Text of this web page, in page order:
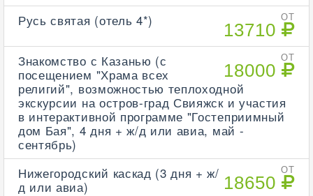
ОТ
13710
Русь святая (отель 4*)
ОТ
18000
Знакомство с Казанью (с
посещением "Храма всех
религий", возможностью теплоходной
экскурсии на остров-град Свияжск и участия
в интерактивной программе "Гостеприимный
дом Бая", 4 дня + ж/д или авиа, май -
сентябрь)
ОТ
18650
Нижегородский каскад (3 дня + ж/
д или авиа)